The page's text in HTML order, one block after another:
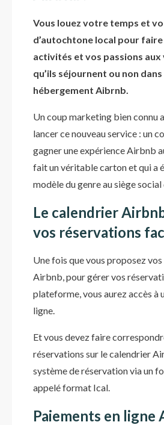
Vous louez votre temps et
d’autochtone local pour
activités et vos passions aux
qu’ils séjournent ou non dans
hébergement Aibrnb.
Un coup marketing bien connu
lancer ce nouveau service : un
gagner une expérience Airbnb
fait un véritable carton et qui a
modèle du genre au siège social
Le calendrier
vos réservations
Une fois que vous proposez
Airbnb, pour gérer vos
plateforme, vous aurez accès à
ligne.
Et vous devez faire
réservations sur le calendrier
système de réservation via un
appelé format Ical.
Paiements en ligne